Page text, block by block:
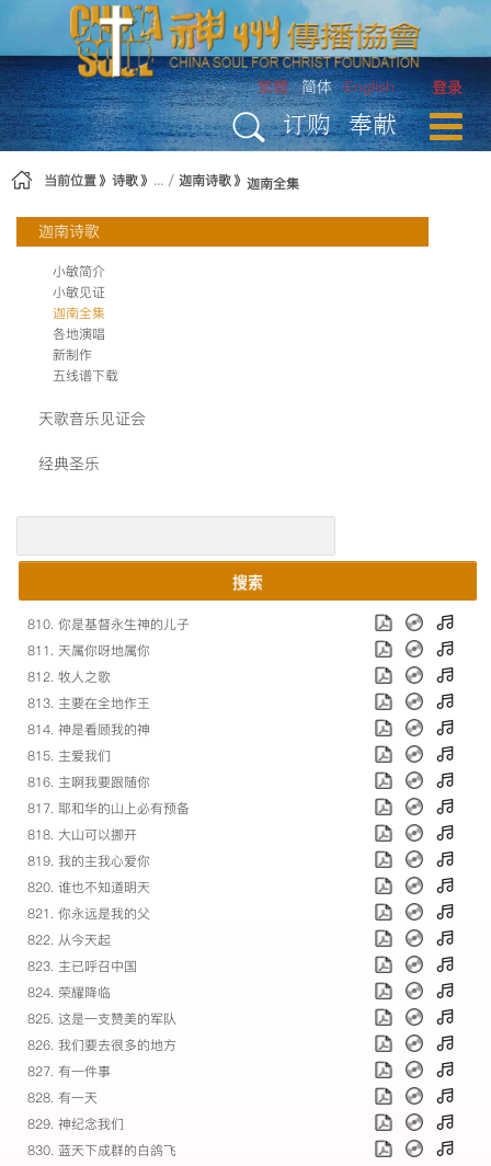
跳转到内容
登录
繁體 简体 English
订购 奉献
当前位置 诗歌 迦南诗歌 迦南全集
迦南诗歌
小敏简介
小敏见证
迦南全集
各地演唱
新制作
五线谱下载
天歌音乐见证会
经典圣乐
搜索
810. 你是基督永生神的儿子
811. 天属你呀地属你
812. 牧人之歌
813. 主要在全地作王
814. 神是看顾我的神
815. 主爱我们
816. 主啊我要跟随你
817. 耶和华的山上必有预备
818. 大山可以挪开
819. 我的主我心爱你
820. 谁也不知道明天
821. 你永远是我的父
822. 从今天起
823. 主已呼召中国
824. 荣耀降临
825. 这是一支赞美的军队
826. 我们要去很多的地方
827. 有一件事
828. 有一天
829. 神纪念我们
830. 蓝天下成群的白鸽飞